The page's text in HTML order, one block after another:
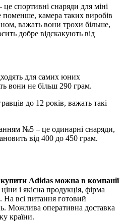
це спортивні снаряди для міні
поменше, камера таких виробів
важать вони трохи більше,
добре відскакують від
для самих юних
вони не більш 290 грам.
до 12 років, важать такі
№5 – це одинарні снаряди,
від 400 до 450 грам.
Adidas можна в компанії
і якісна продукція, фірма
всі питання готовий
Можлива оперативна доставка
країни.